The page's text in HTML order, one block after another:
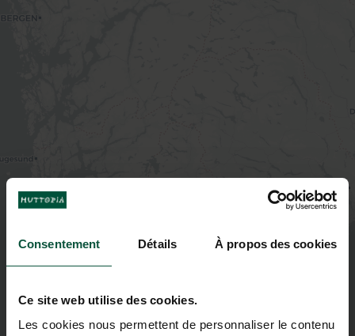
Consentement Détails À propos des cookies
Ce site web utilise des cookies.
Les cookies nous permettent de personnaliser le contenu